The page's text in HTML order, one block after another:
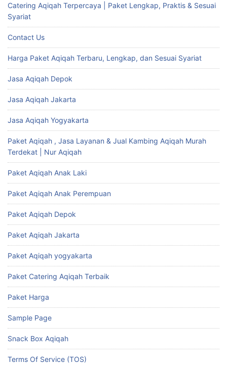
Catering Aqiqah Terpercaya | Paket Lengkap, Praktis & Sesuai
Syariat
Contact Us
Harga Paket Aqiqah Terbaru, Lengkap, dan Sesuai Syariat
Jasa Aqiqah Depok
Jasa Aqiqah Jakarta
Jasa Aqiqah Yogyakarta
Paket Aqiqah , Jasa Layanan & Jual Kambing Aqiqah Murah
Terdekat | Nur Aqiqah
Paket Aqiqah Anak Laki
Paket Aqiqah Anak Perempuan
Paket Aqiqah Depok
Paket Aqiqah Jakarta
Paket Aqiqah yogyakarta
Paket Catering Aqiqah Terbaik
Paket Harga
Sample Page
Snack Box Aqiqah
Terms Of Service (TOS)